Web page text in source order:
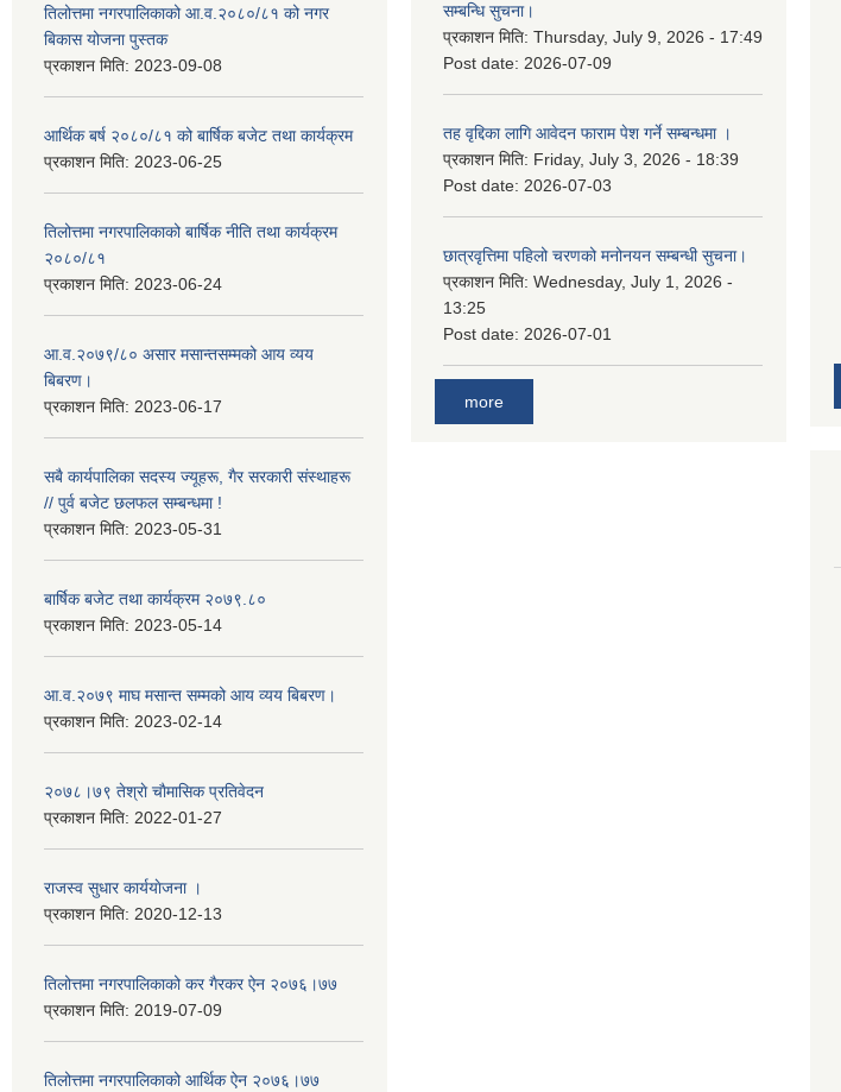
तिलोत्तमा नगरपालिकाको आ.व.२०८०/८१ को नगर
बिकास योजना पुस्तक
प्रकाशन मिति: 2023-09-08
आर्थिक बर्ष २०८०/८१ को बार्षिक बजेट तथा कार्यक्रम
प्रकाशन मिति: 2023-06-25
तिलोत्तमा नगरपालिकाको बार्षिक नीति तथा कार्यक्रम
२०८०/८१
प्रकाशन मिति: 2023-06-24
आ.व.२०७९/८० असार मसान्तसम्मको आय व्यय
बिबरण।
प्रकाशन मिति: 2023-06-17
सबै कार्यपालिका सदस्य ज्यूहरू, गैर सरकारी संस्थाहरू
// पुर्व बजेट छलफल सम्बन्धमा !
प्रकाशन मिति: 2023-05-31
बार्षिक बजेट तथा कार्यक्रम २०७९.८०
प्रकाशन मिति: 2023-05-14
आ.व.२०७९ माघ मसान्त सम्मको आय व्यय बिबरण।
प्रकाशन मिति: 2023-02-14
२०७८।७९ तेश्राे चाैमासिक प्रतिवेदन
प्रकाशन मिति: 2022-01-27
राजस्व सुधार कार्ययाेजना ।
प्रकाशन मिति: 2020-12-13
तिलोत्तमा नगरपालिकाको कर गैरकर ऐन २०७६।७७
प्रकाशन मिति: 2019-07-09
तिलोत्तमा नगरपालिकाको आर्थिक ऐन २०७६।७७
सम्बन्धि सुचना।
प्रकाशन मिति: Thursday, July 9, 2026 - 17:49
Post date: 2026-07-09
तह वृद्दिका लागि आवेदन फाराम पेश गर्ने सम्बन्धमा ।
प्रकाशन मिति: Friday, July 3, 2026 - 18:39
Post date: 2026-07-03
छात्रवृत्तिमा पहिलो चरणको मनोनयन सम्बन्धी सुचना।
प्रकाशन मिति: Wednesday, July 1, 2026 -
13:25
Post date: 2026-07-01
more